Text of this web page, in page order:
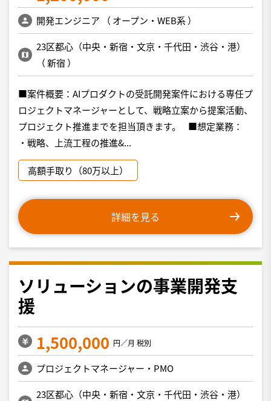
開発エンジニア （ オープン・WEB系）
23区都心（中央・新宿・文京・千代田・渋谷・港）
（新宿 ）
■案件概要：AIプロダクトの受託開発案件における専任プ
ロジェクトマネージャーとして、戦略立案から提案活動、
プロジェクト推進までを担当頂きます。 ■想定業務：
・戦略、上流工程の推進&...
高額手取り（80万以上）
詳細を見る
ソリューションの事業開発支
援
1,500,000 円／月 税別
プロジェクトマネージャー・PMO
23区都心（中央・新宿・文京・千代田・渋谷・港）